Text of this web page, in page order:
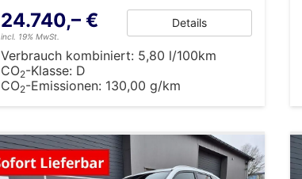
24.740,– €
incl. 19% MwSt.
Details
Verbrauch kombiniert: 5,80 l/100km
CO2-Klasse: D
CO2-Emissionen: 130,00 g/km